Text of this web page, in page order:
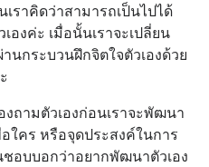
เราคิดว่าสามารถเป็นไปได้
องค่ะ เมื่อนั้นเราจะเปลี่ยน
นกระบวนฝึกจิตใจตัวเองด้วย
งถามตัวเองก่อนเราจะพัฒนา
ใคร หรือจุดประสงค์ในการ
อบบอกว่าอยากพัฒนาตัวเอง